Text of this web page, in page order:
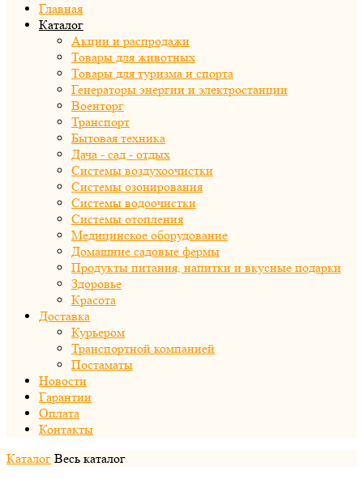
Главная
Каталог
Акции и распродажи
Товары для животных
Товары для туризма и спорта
Генераторы энергии и электростанции
Военторг
Транспорт
Бытовая техника
Дача - сад - отдых
Системы воздухоочистки
Системы озонирования
Системы водоочистки
Системы отопления
Медицинское оборудование
Домашние садовые фермы
Продукты питания, напитки и вкусные подарки
Здоровье
Красота
Доставка
Курьером
Транспортной компанией
Постаматы
Новости
Гарантии
Оплата
Контакты
Каталог Весь каталог